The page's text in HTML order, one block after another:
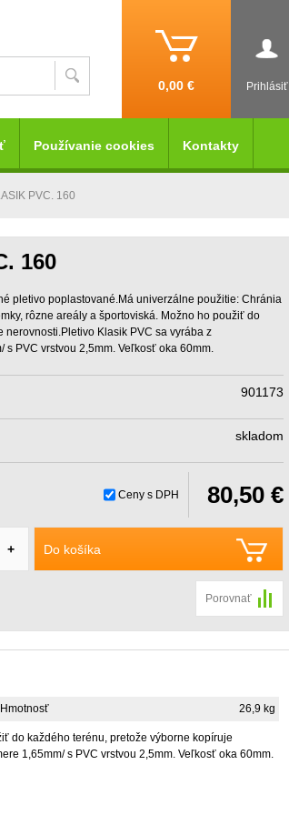
Prihlásiť
0,00 €
PVC. 160
160
pletivo poplastované.Má univerzálne použitie: Chránia
rôzne areály a športoviská. Možno ho použiť do
Klasik PVC sa vyrába z
PVC vrstvou 2,5mm. Veľkosť oka 60mm.
901173
skladom
Ceny s DPH 80,50 €
Do košíka
+
Porovnať
Hmotnosť 26,9 kg
do každého terénu, pretože výborne kopíruje
1,65mm/ s PVC vrstvou 2,5mm. Veľkosť oka 60mm.
Používanie cookies Kontakty